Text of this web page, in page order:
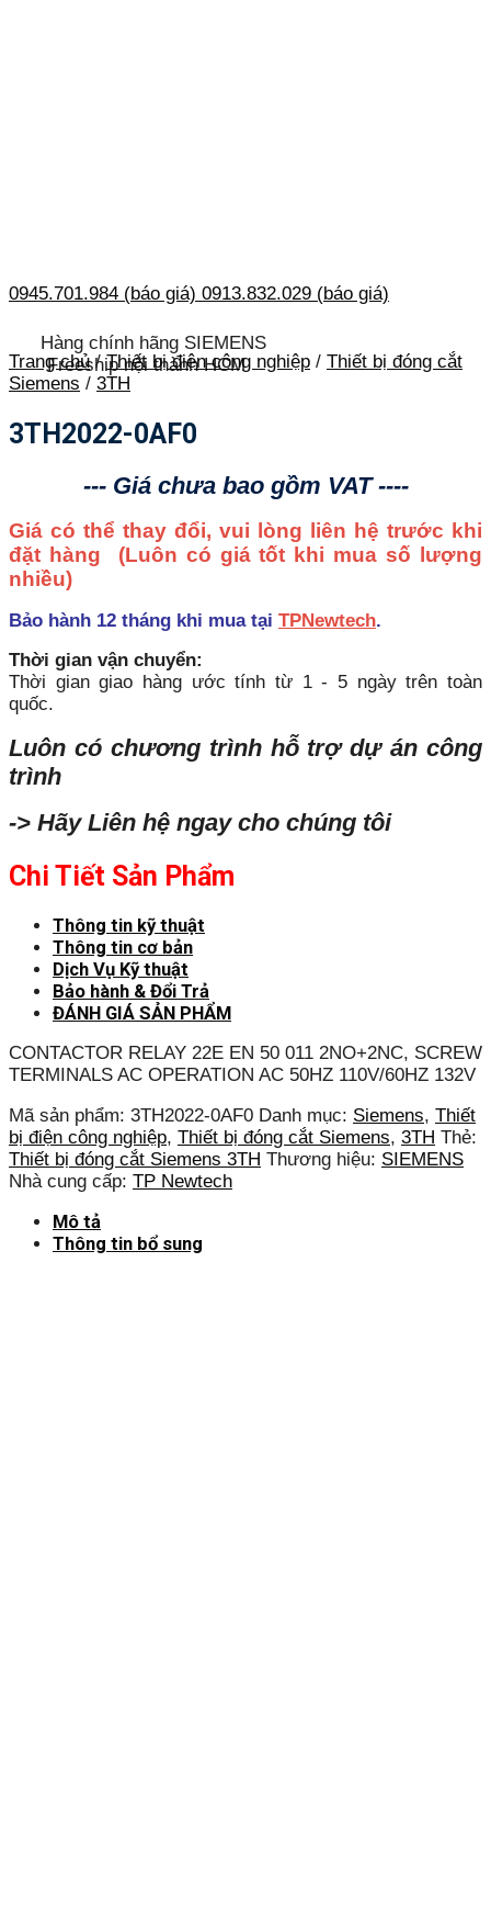
0945.701.984 (báo giá) 0913.832.029 (báo giá)
Hàng chính hãng SIEMENS
Freeship nội thành HCM
Trang chủ / Thiết bị điện công nghiệp / Thiết bị đóng cắt
Siemens / 3TH
3TH2022-0AF0
--- Giá chưa bao gồm VAT ----
Giá có thể thay đổi, vui lòng liên hệ trước khi
đặt hàng (Luôn có giá tốt khi mua số lượng
nhiều)
Bảo hành 12 tháng khi mua tại TPNewtech.
Thời gian vận chuyển:
Thời gian giao hàng ước tính từ 1 - 5 ngày trên toàn
quốc.
Luôn có chương trình hỗ trợ dự án công
trình
-> Hãy Liên hệ ngay cho chúng tôi
Chi Tiết Sản Phẩm
Thông tin kỹ thuật
Thông tin cơ bản
Dịch Vụ Kỹ thuật
Bảo hành & Đổi Trả
ĐÁNH GIÁ SẢN PHẨM
CONTACTOR RELAY 22E EN 50 011 2NO+2NC, SCREW
TERMINALS AC OPERATION AC 50HZ 110V/60HZ 132V
Mã sản phẩm: 3TH2022-0AF0 Danh mục: Siemens, Thiết
bị điện công nghiệp, Thiết bị đóng cắt Siemens, 3TH Thẻ:
Thiết bị đóng cắt Siemens 3TH Thương hiệu: SIEMENS
Nhà cung cấp: TP Newtech
Mô tả
Thông tin bổ sung